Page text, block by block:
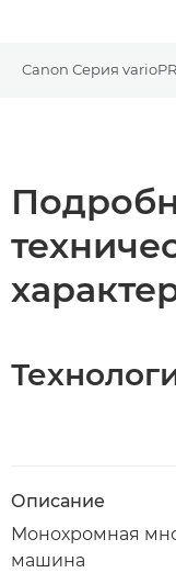
Canon Серия
Описание
Монохромная
машина